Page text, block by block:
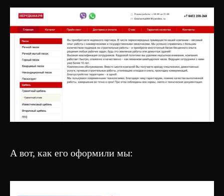
А вот, как его оформили мы:
ВОЗНИКЛИ ВОПРОСЫ?
Напишите нам на почту:
info@crocobusiness.com
экстремистская организация
SEO-продвижение